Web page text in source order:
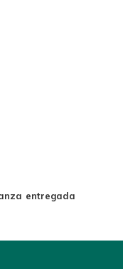
entregada